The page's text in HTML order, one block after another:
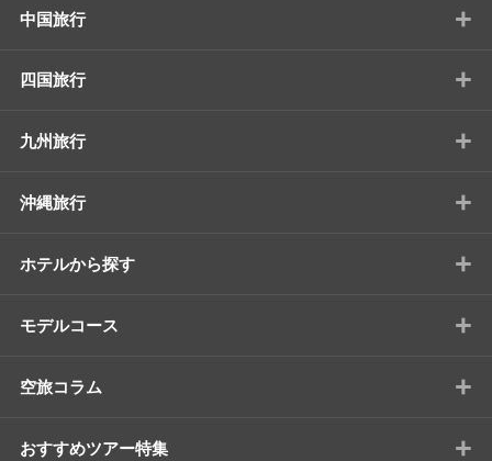
中国旅行 +
四国旅行 +
九州旅行 +
沖縄旅行 +
ホテルから探す +
モデルコース +
空旅コラム +
おすすめツアー特集 +